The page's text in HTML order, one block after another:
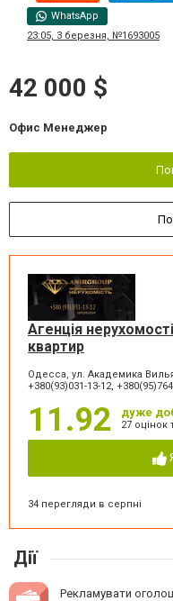
WhatsApp
23:05, 3 березня, №1693005
42 000 $
Офис Менеджер
Агенція
квартир
Одесса, ул. Академика
+380(93)031-13-12,
11.92 дуже
27 оцінок
34 перегляди в серпні
Дії
Рекламувати